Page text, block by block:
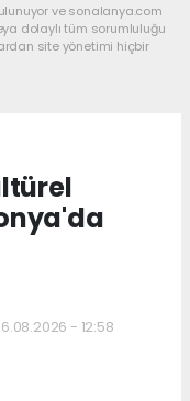
ve sonalanya.com
dolaylı tüm sorumluluğu
site yönetimi hiçbir
- 12:58